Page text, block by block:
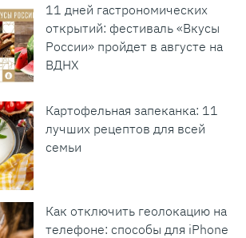
11 дней гастрономических
открытий: фестиваль «Вкусы
России» пройдет в августе на
ВДНХ
Картофельная запеканка: 11
лучших рецептов для всей
семьи
Как отключить геолокацию на
телефоне: способы для iPhone